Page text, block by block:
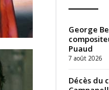
George
Puaud
7 août 2026
Décès du